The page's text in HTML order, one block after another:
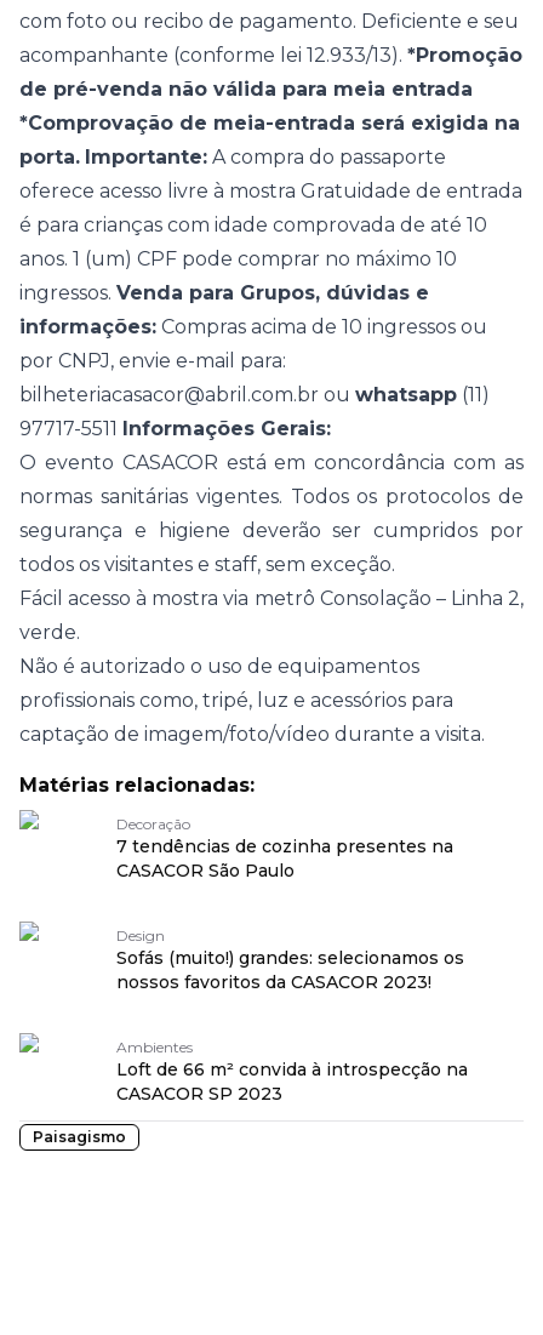
com foto ou recibo de pagamento. Deficiente e seu
acompanhante (conforme lei 12.933/13). *Promoção
de pré-venda não válida para meia entrada
*Comprovação de meia-entrada será exigida na
porta. Importante: A compra do passaporte
oferece acesso livre à mostra Gratuidade de entrada
é para crianças com idade comprovada de até 10
anos. 1 (um) CPF pode comprar no máximo 10
ingressos. Venda para Grupos, dúvidas e
informações: Compras acima de 10 ingressos ou
por CNPJ, envie e-mail para:
bilheteriacasacor@abril.com.br ou whatsapp (11)
97717-5511 Informações Gerais:
O evento CASACOR está em concordância com as
normas sanitárias vigentes. Todos os protocolos de
segurança e higiene deverão ser cumpridos por
todos os visitantes e staff, sem exceção.
Fácil acesso à mostra via metrô Consolação – Linha 2,
verde.
Não é autorizado o uso de equipamentos
profissionais como, tripé, luz e acessórios para
captação de imagem/foto/vídeo durante a visita.
Matérias relacionadas:
Decoração
7 tendências de cozinha presentes na
CASACOR São Paulo
Design
Sofás (muito!) grandes: selecionamos os
nossos favoritos da CASACOR 2023!
Ambientes
Loft de 66 m² convida à introspecção na
CASACOR SP 2023
Paisagismo